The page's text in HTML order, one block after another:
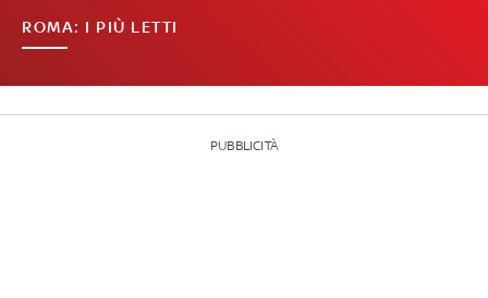
ROMA: I PIÙ LETTI
PUBBLICITÀ